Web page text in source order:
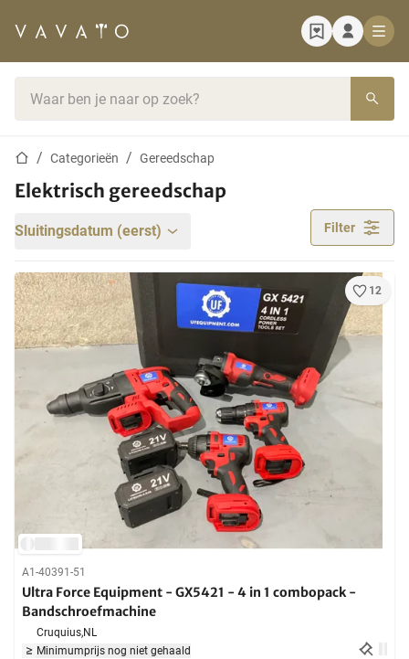
StartpaginaCategorieën Gereedschap
Elektrisch gereedschap
Sluitingsdatum (eerst) Filter
12
A1-40391-51
Ultra Force Equipment - GX5421 - 4 in 1 combopack -
Bandschroefmachine
Cruquius,NL
Minimumprijs nog niet gehaald